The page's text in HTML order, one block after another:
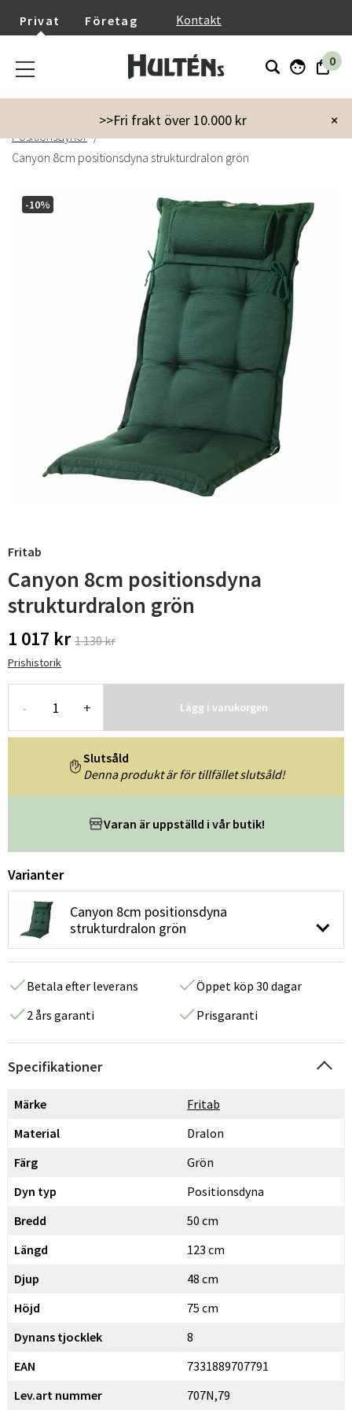
Privat Företag Kontakt
0
×
>>Fri frakt över 10.000 kr
Trädgård Dynor
Stolsdynor
Positionsdynor
Canyon 8cm positionsdyna strukturdralon grön
-10%
Fritab
Canyon 8cm positionsdyna
strukturdralon grön
1 017 kr 1 130 kr
Prishistorik
- + Lägg i varukorgen
Varan är uppställd i vår butik!
Slutsåld
Denna produkt är för tillfället slutsåld!
Varianter
Canyon 8cm positionsdyna
strukturdralon grön
Betala efter leverans
Öppet köp 30 dagar
2 års garanti
Prisgaranti
Specifikationer
Märke
Fritab
Material
Dralon
Färg
Grön
Dyn typ
Positionsdyna
Bredd
50 cm
Längd
123 cm
Djup
48 cm
Höjd
75 cm
Dynans tjocklek
8
EAN
7331889707791
Lev.art nummer
707N,79